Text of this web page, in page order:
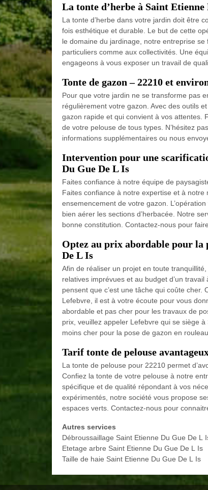
La tonte d’herbe à Saint Etienne
La tonte d’herbe dans votre jardin doit être
fois esthétique et durable. Le but de cette
le domaine du jardinage, notre entreprise se
particuliers comme aux collectivités. Une
engageons à vous exposer un travail de
Tonte de gazon – 22210 et
Pour que votre jardin ne se transforme pas
régulièrement votre gazon. Avec des outils
gazon rapide et qui convient à vos attentes.
de votre pelouse de tous types. N’hésitez
informations supplémentaires ou nous
Intervention pour une
Du Gue De L Is
Faites confiance à notre équipe de
Faites confiance à notre expertise et à
ensemencement de votre gazon.
bien aérer les sections d’herbacée. Notre
bonne constitution. Contactez-nous pour
Optez au prix abordable pour la
De L Is
Afin de réaliser un projet en toute
relatives imprévues et au budget d’un
pensent que c’est une tâche qui coûte
Lefebvre, il est à votre écoute pour vous
abordable et pas cher pour les travaux de
prix, veuillez appeler Lefebvre qui se siège
moins cher pour la pose de gazon en
Tarif tonte de pelouse
La tonte de pelouse pour 22210 permet
Confiez la tonte de votre pelouse à notre
spécifique et de qualité répondant à vos
expérimentés, notre société vous propose
espaces verts. Contactez-nous pour
Autres services
Débroussaillage Saint Etienne Du Gue De L
Etetage arbre Saint Etienne Du Gue De L Is
Taille de haie Saint Etienne Du Gue De L Is